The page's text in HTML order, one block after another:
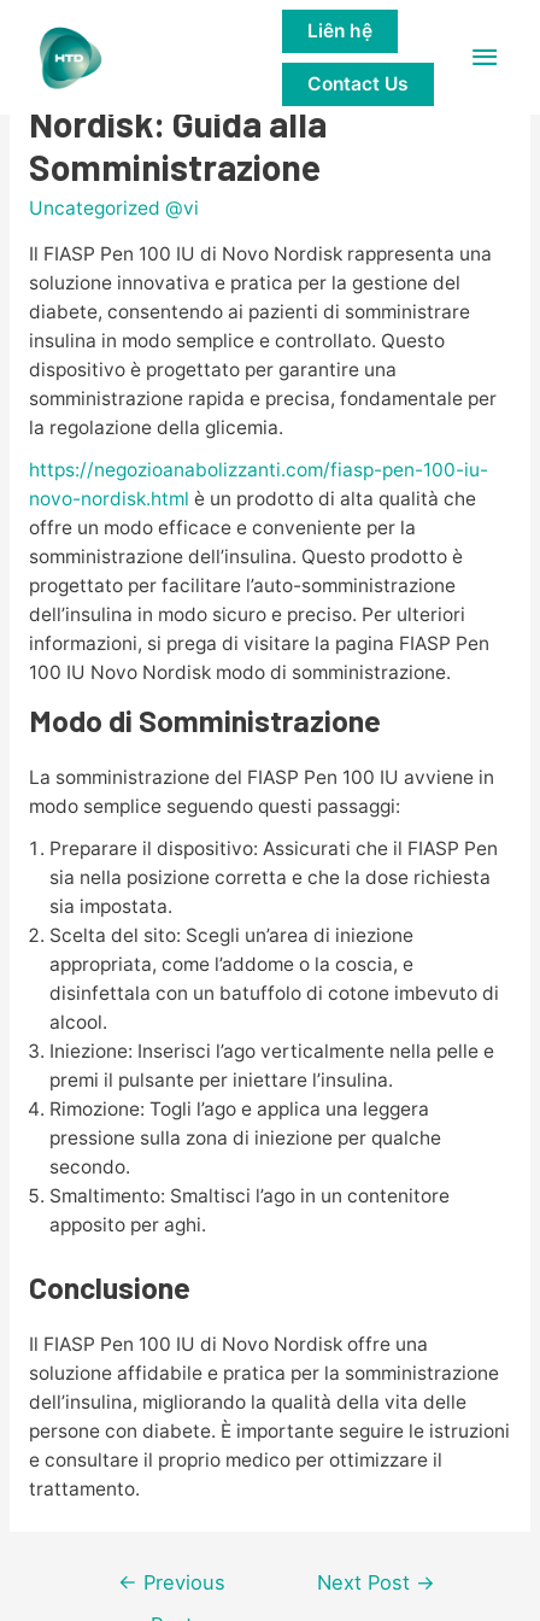
Main
Liên hệ
Contact Us
FIASP Pen 100 IU Novo
Nordisk: Guida alla
Somministrazione
Uncategorized @vi
Il FIASP Pen 100 IU di Novo Nordisk rappresenta una
soluzione innovativa e pratica per la gestione del
diabete, consentendo ai pazienti di somministrare
insulina in modo semplice e controllato. Questo
dispositivo è progettato per garantire una
somministrazione rapida e precisa, fondamentale per
la regolazione della glicemia.
https://negozioanabolizzanti.com/fiasp-pen-100-iu-
novo-nordisk.html è un prodotto di alta qualità che
offre un modo efficace e conveniente per la
somministrazione dell’insulina. Questo prodotto è
progettato per facilitare l’auto-somministrazione
dell’insulina in modo sicuro e preciso. Per ulteriori
informazioni, si prega di visitare la pagina FIASP Pen
100 IU Novo Nordisk modo di somministrazione.
Modo di Somministrazione
La somministrazione del FIASP Pen 100 IU avviene in
modo semplice seguendo questi passaggi:
Preparare il dispositivo: Assicurati che il FIASP Pen
sia nella posizione corretta e che la dose richiesta
sia impostata.
Scelta del sito: Scegli un’area di iniezione
appropriata, come l’addome o la coscia, e
disinfettala con un batuffolo di cotone imbevuto di
alcool.
Iniezione: Inserisci l’ago verticalmente nella pelle e
premi il pulsante per iniettare l’insulina.
Rimozione: Togli l’ago e applica una leggera
pressione sulla zona di iniezione per qualche
secondo.
Smaltimento: Smaltisci l’ago in un contenitore
apposito per aghi.
Conclusione
Il FIASP Pen 100 IU di Novo Nordisk offre una
soluzione affidabile e pratica per la somministrazione
dell’insulina, migliorando la qualità della vita delle
persone con diabete. È importante seguire le istruzioni
e consultare il proprio medico per ottimizzare il
trattamento.
Post
← Previous
Next Post →